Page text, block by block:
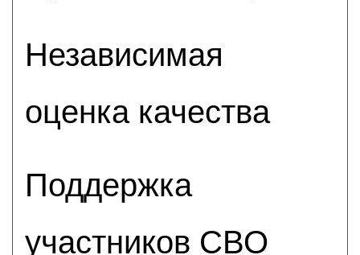
Независимая
оценка качества
Поддержка
участников СВО